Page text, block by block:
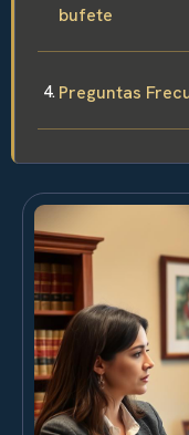
bufete
Preguntas